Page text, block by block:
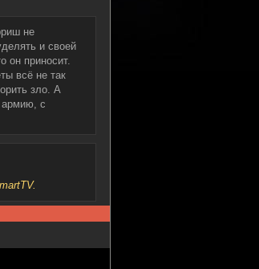
не
и своей
он приносит.
всё не так
зло. А
армию, с